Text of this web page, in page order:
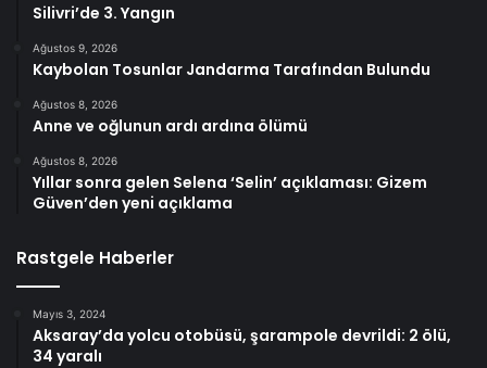
Silivri’de 3. Yangın
Ağustos 9, 2026
Kaybolan Tosunlar Jandarma Tarafından Bulundu
Ağustos 8, 2026
Anne ve oğlunun ardı ardına ölümü
Ağustos 8, 2026
Yıllar sonra gelen Selena ‘Selin’ açıklaması: Gizem
Güven’den yeni açıklama
Rastgele Haberler
Mayıs 3, 2024
Aksaray’da yolcu otobüsü, şarampole devrildi: 2 ölü,
34 yaralı